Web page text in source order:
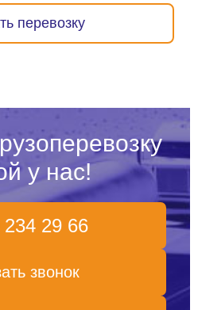
перевозку
у нас!
234 29 66
звонок